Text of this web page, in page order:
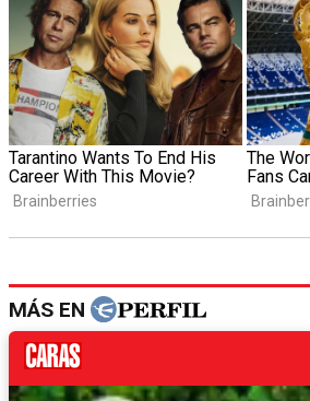
MÁS EN